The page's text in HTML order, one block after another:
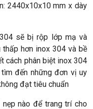
2440x10x10 mm x dày
304 sẽ bị rộp lớp mạ và
thấp hơn inox 304 và bề
cách phân biệt inox 304
đến những đơn vị uy
đạt tiêu chuẩn
nào để trang trí cho